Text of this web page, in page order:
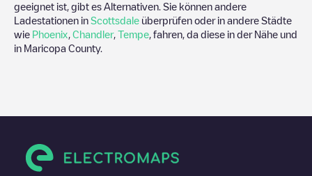
geeignet ist, gibt es Alternativen. Sie können andere
Ladestationen in Scottsdale überprüfen oder in andere Städte
wie Phoenix Chandler, Tempe , fahren, da diese in der Nähe und
in Maricopa County.